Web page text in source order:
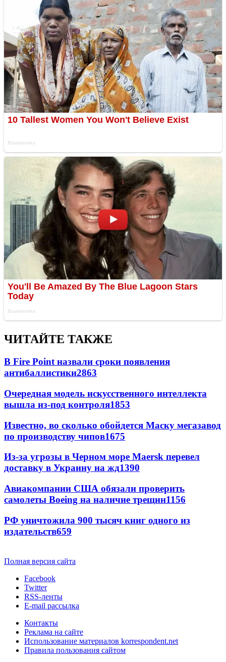
ЧИТАЙТЕ ТАКЖЕ
В Fire Point назвали сроки появления
антибаллистики2863
Очередная модель искусственного интеллекта
вышла из-под контроля1853
Известно, во сколько обойдется Маску мегазавод
по производству чипов1675
Из-за угрозы в Черном море Maersk перевел
доставку в Украину на жд1390
Авиакомпании США обязали проверить
самолеты Boeing на наличие трещин1156
РФ уничтожила 900 тысяч книг одного из
издательств659
Полная версия сайта
Facebook
Twitter
RSS-ленты
E-mail рассылка
Контакты
Реклама на сайте
Использование материалов korrespondent.net
Правила пользования сайтом